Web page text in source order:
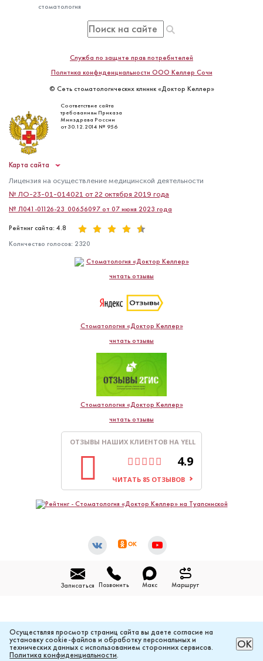
стоматология
Служба по защите прав потребителей
Политика конфиденциальности ООО Келлер Сочи
© Сеть стоматологических клиник «Доктор Келлер»
Соответствие сайта
требованиям Приказа
Минздрава России
от 30.12.2014 № 956
Карта сайта
Лицензия на осуществление медицинской деятельности
№ ЛО-23-01-014021 от 22 октября 2019 года
№ Л041-01126-23_00656097 от 07 июня 2023 года
Рейтинг сайта: 4.8
Количество голосов: 2320
Стоматология «Доктор Келлер»
читать отзывы
Стоматология «Доктор Келлер»
читать отзывы
Стоматология «Доктор Келлер»
читать отзывы
ОТЗЫВЫ НАШИХ КЛИЕНТОВ НА YELL
4.9
ЧИТАТЬ 85 ОТЗЫВОВ
Записаться Позвонить Макс Маршрут
Осуществляя просмотр страниц сайта вы даете согласие на
установку cookie-файлов и обработку персональных и
технических данных с использованием сторонних сервисов.
Политика конфиденциальности.
ОК
РАССЧИТАТЬ ЦЕНУ ОНЛАЙН